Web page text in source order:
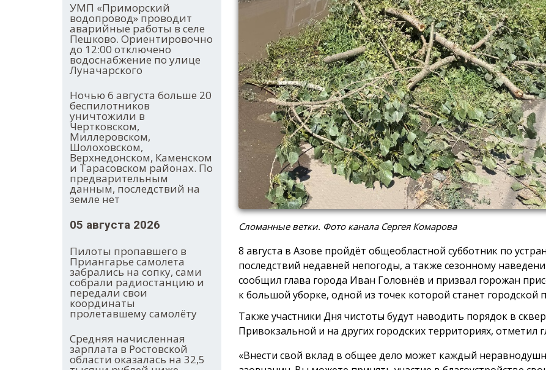
УМП «Приморский
водопровод» проводит
аварийные работы в селе
Пешково. Ориентировочно
до 12:00 отключено
водоснабжение по улице
Луначарского
Ночью 6 августа больше 20
беспилотников
уничтожили в
Чертковском,
Миллеровском,
Шолоховском,
Верхнедонском, Каменском
и Тарасовском районах. По
предварительным
данным, последствий на
земле нет
05 августа 2026
Пилоты пропавшего в
Приангарье самолета
забрались на сопку, сами
собрали радиостанцию и
передали свои
координаты
пролетавшему самолёту
Средняя начисленная
зарплата в Ростовской
области оказалась на 32,5
Сломанные ветки. Фото канала Сергея Комарова
8 августа в Азове пройдёт общеобластной субботник по
последствий недавней непогоды, а также сезонному
сообщил глава города Иван Головнёв и призвал горожан
к большой уборке, одной из точек которой станет городской
Также участники Дня чистоты будут наводить порядок в
Привокзальной и на других городских территориях, отметил
«Внести свой вклад в общее дело может каждый